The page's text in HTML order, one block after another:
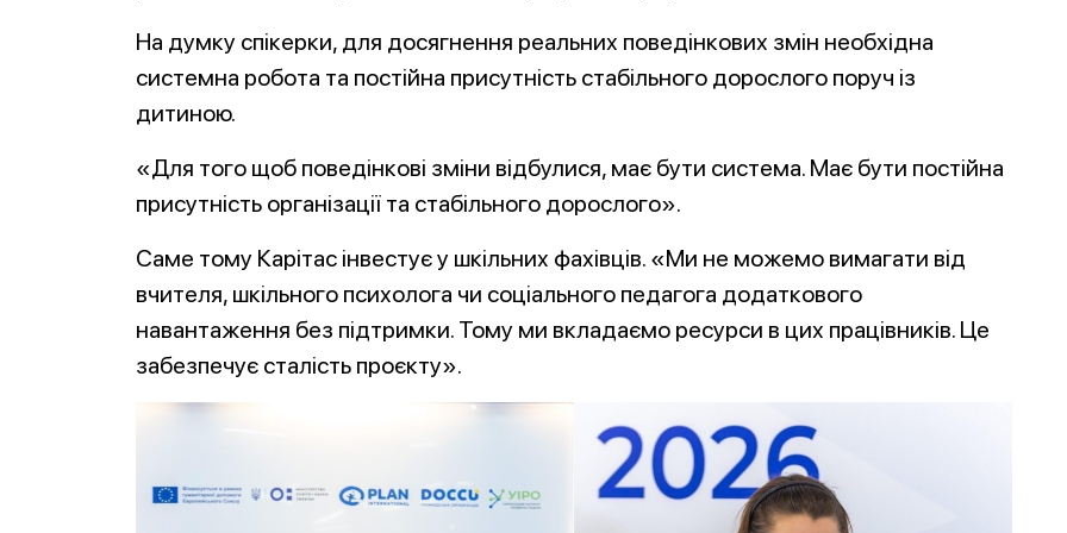
На думку спікерки, для досягнення реальних поведінкових змін необхідна
системна робота та постійна присутність стабільного дорослого поруч із
дитиною.
«Для того щоб поведінкові зміни відбулися, має бути система. Має бути постійна
присутність організації та стабільного дорослого».
Саме тому Карітас інвестує у шкільних фахівців. «Ми не можемо вимагати від
вчителя, шкільного психолога чи соціального педагога додаткового
навантаження без підтримки. Тому ми вкладаємо ресурси в цих працівників. Це
забезпечує сталість проєкту».